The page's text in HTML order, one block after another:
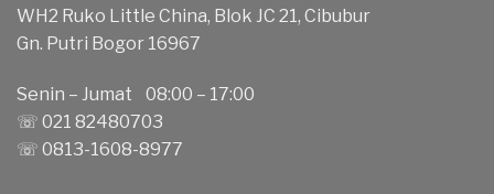
WH2 Ruko Little China, Blok JC 21, Cibubur
Gn. Putri Bogor 16967
Senin – Jumat 08:00 – 17:00
☏ 021 82480703
☏ 0813-1608-8977